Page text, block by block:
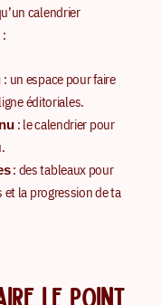
calendrier
: un espace pour faire
éditoriales.
: le calendrier pour
: des tableaux pour
la progression de ta
LE POINT